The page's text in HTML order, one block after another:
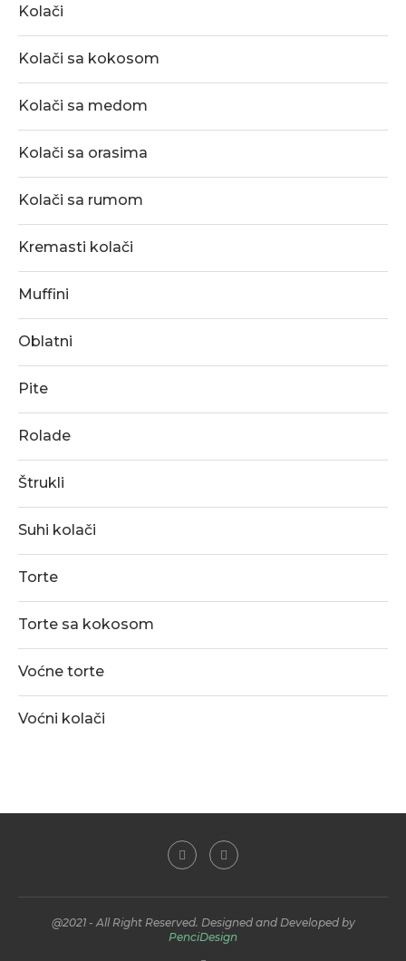
Kolači
Kolači sa kokosom
Kolači sa medom
Kolači sa orasima
Kolači sa rumom
Kremasti kolači
Muffini
Oblatni
Pite
Rolade
Štrukli
Suhi kolači
Torte
Torte sa kokosom
Voćne torte
Voćni kolači
@2021 - All Right Reserved. Designed and Developed by
PenciDesign